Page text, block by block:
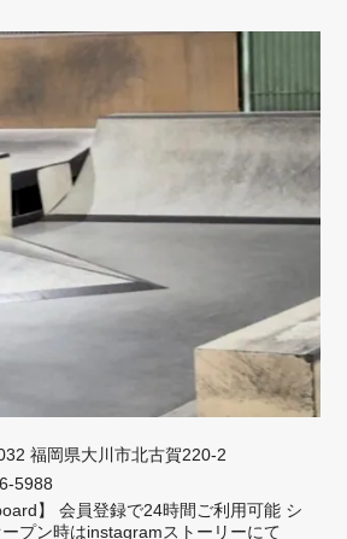
福岡県大川市北古賀220-2
5988
】 会員登録で24時間ご利用可能 シ
ープン時はinstagramストーリーにて